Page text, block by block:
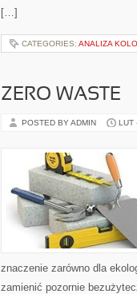
[…]
CATEGORIES: ANALIZA
ZERO WASTE
POSTED BY ADMIN LUT
znaczenie zarówno dla
zamienić pozornie